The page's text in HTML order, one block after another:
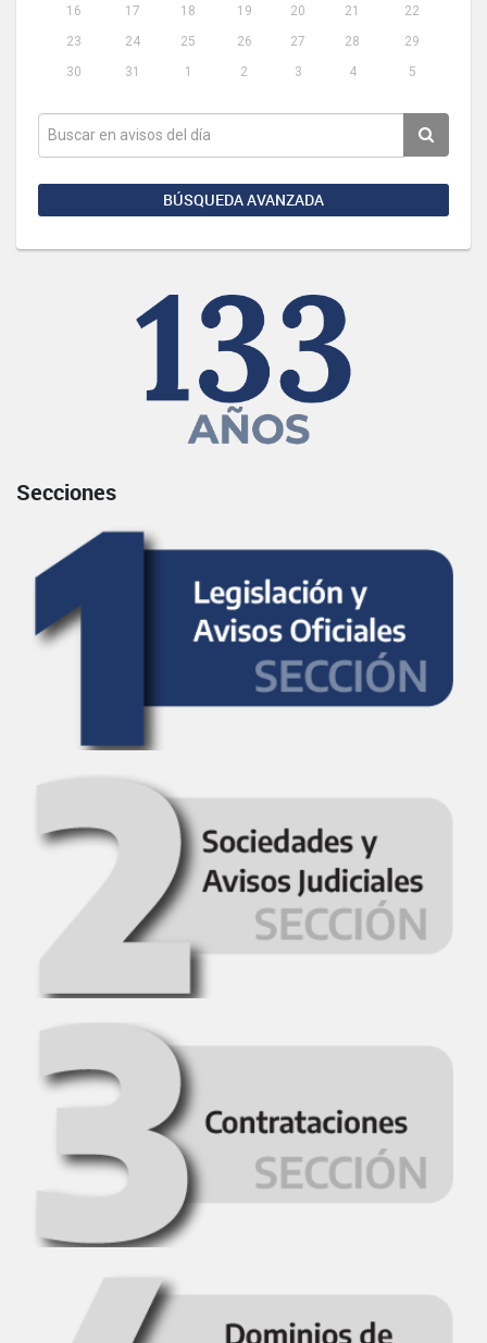
16
17 18 19 20 21
22
23
24 25 26 27 28
29
30
31 1 2 3 4 5
BÚSQUEDA AVANZADA
Secciones